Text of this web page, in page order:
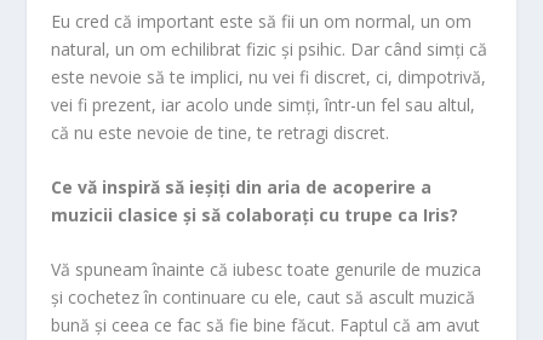
Eu cred că important este să fii un om normal, un om
natural, un om echilibrat fizic și psihic. Dar când simți că
este nevoie să te implici, nu vei fi discret, ci, dimpotrivă,
vei fi prezent, iar acolo unde simți, într-un fel sau altul,
că nu este nevoie de tine, te retragi discret.
Ce vă inspiră să ieșiți din aria de acoperire a
muzicii clasice și să colaborați cu trupe ca Iris?
Vă spuneam înainte că iubesc toate genurile de muzica
și cochetez în continuare cu ele, caut să ascult muzică
bună și ceea ce fac să fie bine făcut. Faptul că am avut